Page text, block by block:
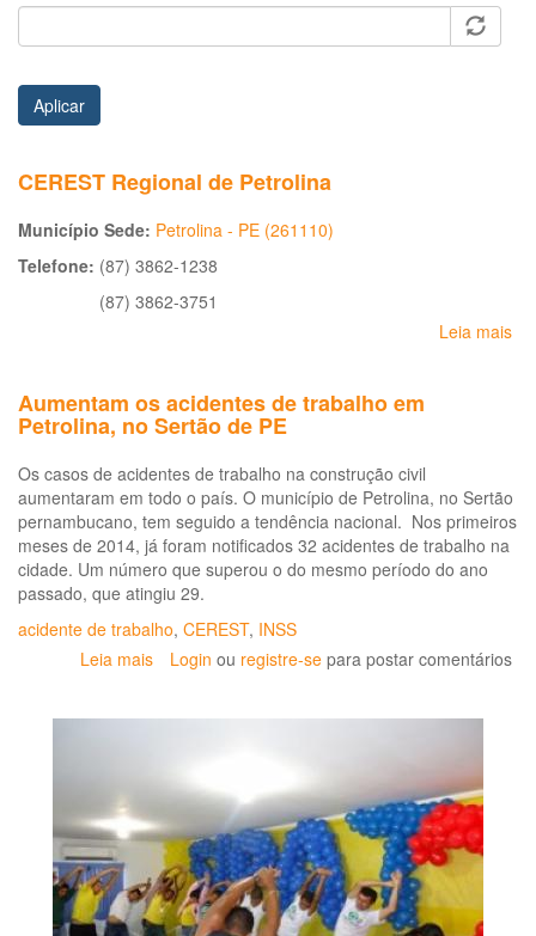
Aplicar
CEREST Regional de Petrolina
Município Sede: Petrolina - PE (261110)
Telefone: (87) 3862-1238
(87) 3862-3751
Leia mais
Aumentam os acidentes de trabalho em
Petrolina, no Sertão de PE
Os casos de acidentes de trabalho na construção civil
aumentaram em todo o país. O município de Petrolina, no Sertão
pernambucano, tem seguido a tendência nacional. Nos primeiros
meses de 2014, já foram notificados 32 acidentes de trabalho na
cidade. Um número que superou o do mesmo período do ano
passado, que atingiu 29.
acidente de trabalho, CEREST, INSS
Leia mais sobre
em
Petrolina,
no
Sertão
de
PE
Login ou registre-se para postar comentários